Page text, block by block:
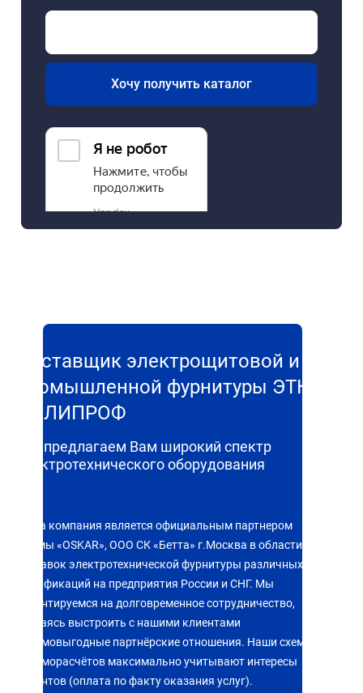
Хочу получить каталог
Поставщик электрощитовой и
промышленной фурнитуры ЭТК
ПОЛИПРОФ
Мы предлагаем Вам широкий спектр
электротехнического оборудования
Наша компания является официальным партнером
фирмы «OSKAR», ООО СК «Бетта» г.Москва в области
поставок электротехнической фурнитуры различных
модификаций на предприятия России и СНГ. Мы
ориентируемся на долговременное сотрудничество,
стараясь выстроить с нашими клиентами
взаимовыгодные партнёрские отношения. Наши схемы
взаиморасчётов максимально учитывают интересы
клиентов (оплата по факту оказания услуг).